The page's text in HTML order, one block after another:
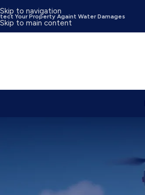
Skip to navigation
Skip to main content
Your Property Againt Water Damages